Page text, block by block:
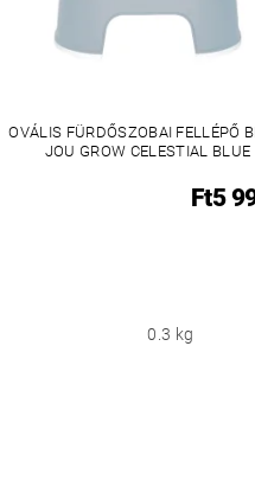
OVÁLIS FÜRDŐSZOBAI FELLÉPŐ
JOU GROW CELESTIAL BLUE
Ft5
0.3 kg